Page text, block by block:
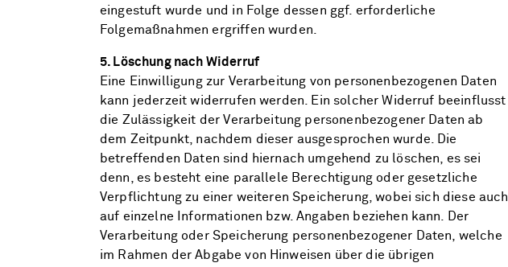
eingestuft wurde und in Folge dessen ggf. erforderliche
Folgemaßnahmen ergriffen wurden.
5. Löschung nach Widerruf
Eine Einwilligung zur Verarbeitung von personenbezogenen Daten
kann jederzeit widerrufen werden. Ein solcher Widerruf beeinflusst
die Zulässigkeit der Verarbeitung personenbezogener Daten ab
dem Zeitpunkt, nachdem dieser ausgesprochen wurde. Die
betreffenden Daten sind hiernach umgehend zu löschen, es sei
denn, es besteht eine parallele Berechtigung oder gesetzliche
Verpflichtung zu einer weiteren Speicherung, wobei sich diese auch
auf einzelne Informationen bzw. Angaben beziehen kann. Der
Verarbeitung oder Speicherung personenbezogener Daten, welche
im Rahmen der Abgabe von Hinweisen über die übrigen